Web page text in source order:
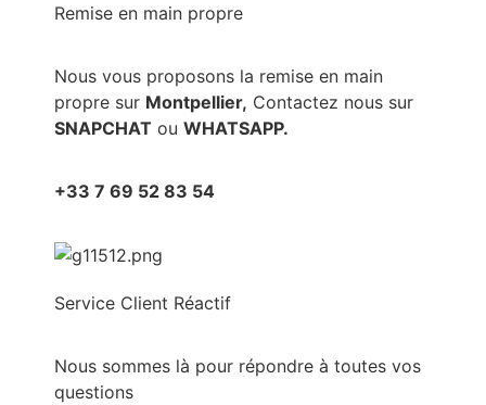
Remise en main propre
Nous vous proposons la remise en main
propre sur Montpellier, Contactez nous sur
SNAPCHAT ou WHATSAPP.
+33 7 69 52 83 54
Service Client Réactif
Nous sommes là pour répondre à toutes vos
questions